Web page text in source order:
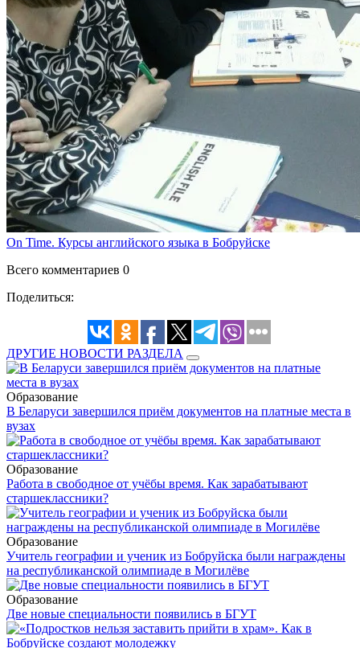
On Time. Курсы английского языка в Бобруйске
Всего комментариев 0
Поделиться:
ДРУГИЕ НОВОСТИ РАЗДЕЛА
Образование
В Беларуси завершился приём документов на платные места в
вузах
Образование
Работа в свободное от учёбы время. Как зарабатывают
старшеклассники?
Образование
Учитель географии и ученик из Бобруйска были награждены
на республиканской олимпиаде в Могилёве
Образование
Две новые специальности появились в БГУТ